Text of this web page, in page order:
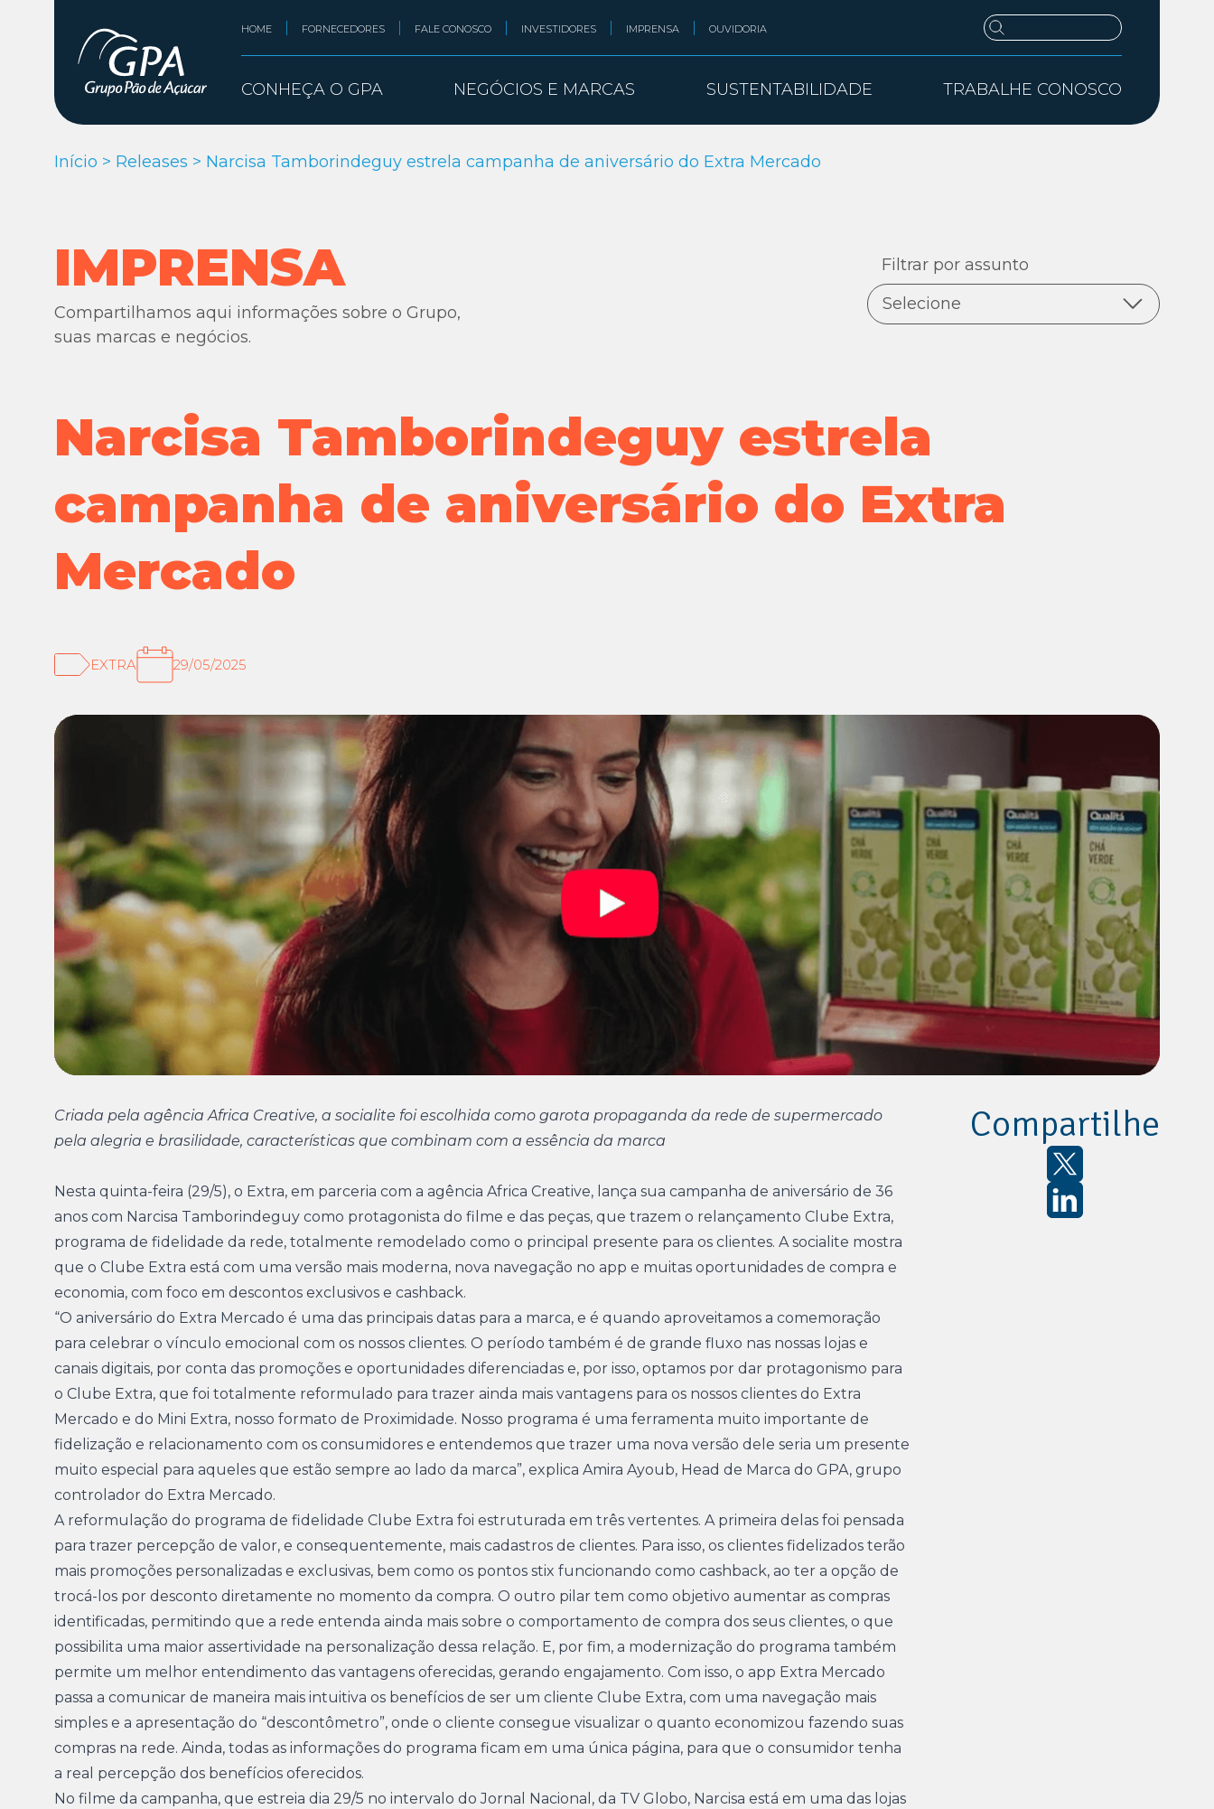
HOME FORNECEDORES FALE CONOSCO INVESTIDORES IMPRENSA OUVIDORIA
CONHEÇA O GPA NEGÓCIOS E MARCAS SUSTENTABILIDADE TRABALHE CONOSCO
Início > Releases > Narcisa Tamborindeguy estrela campanha de aniversário do Extra Mercado
IMPRENSA
Compartilhamos aqui informações sobre o Grupo,
suas marcas e negócios.
Filtrar por assunto
Selecione
Todas as notícias
Extra
Instituto
Narcisa Tamborindeguy estrela
campanha de aniversário do Extra
Mercado
EXTRA 29/05/2025
Criada pela agência Africa Creative, a socialite foi escolhida como garota propaganda da rede de supermercado
pela alegria e brasilidade, características que combinam com a essência da marca
Nesta quinta-feira (29/5), o Extra, em parceria com a agência Africa Creative, lança sua campanha de aniversário de 36
anos com Narcisa Tamborindeguy como protagonista do filme e das peças, que trazem o relançamento Clube Extra,
programa de fidelidade da rede, totalmente remodelado como o principal presente para os clientes. A socialite mostra
que o Clube Extra está com uma versão mais moderna, nova navegação no app e muitas oportunidades de compra e
economia, com foco em descontos exclusivos e cashback.
“O aniversário do Extra Mercado é uma das principais datas para a marca, e é quando aproveitamos a comemoração
para celebrar o vínculo emocional com os nossos clientes. O período também é de grande fluxo nas nossas lojas e
canais digitais, por conta das promoções e oportunidades diferenciadas e, por isso, optamos por dar protagonismo para
o Clube Extra, que foi totalmente reformulado para trazer ainda mais vantagens para os nossos clientes do Extra
Mercado e do Mini Extra, nosso formato de Proximidade. Nosso programa é uma ferramenta muito importante de
fidelização e relacionamento com os consumidores e entendemos que trazer uma nova versão dele seria um presente
muito especial para aqueles que estão sempre ao lado da marca”, explica Amira Ayoub, Head de Marca do GPA, grupo
controlador do Extra Mercado.
A reformulação do programa de fidelidade Clube Extra foi estruturada em três vertentes. A primeira delas foi pensada
para trazer percepção de valor, e consequentemente, mais cadastros de clientes. Para isso, os clientes fidelizados terão
mais promoções personalizadas e exclusivas, bem como os pontos stix funcionando como cashback, ao ter a opção de
trocá-los por desconto diretamente no momento da compra. O outro pilar tem como objetivo aumentar as compras
identificadas, permitindo que a rede entenda ainda mais sobre o comportamento de compra dos seus clientes, o que
possibilita uma maior assertividade na personalização dessa relação. E, por fim, a modernização do programa também
permite um melhor entendimento das vantagens oferecidas, gerando engajamento. Com isso, o app Extra Mercado
passa a comunicar de maneira mais intuitiva os benefícios de ser um cliente Clube Extra, com uma navegação mais
simples e a apresentação do “descontômetro”, onde o cliente consegue visualizar o quanto economizou fazendo suas
compras na rede. Ainda, todas as informações do programa ficam em uma única página, para que o consumidor tenha
a real percepção dos benefícios oferecidos.
No filme da campanha, que estreia dia 29/5 no intervalo do Jornal Nacional, da TV Globo, Narcisa está em uma das lojas
Compartilhe